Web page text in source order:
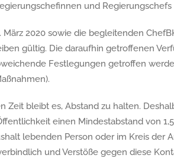
und Regierungschefs
März 2020 sowie die begleitenden
gültig. Die daraufhin getroffenen
Festlegungen getroffen
Zeit bleibt es, Abstand zu halten.
einen Mindestabstand von
lebenden Person oder im Kreis der
und Verstöße gegen diese